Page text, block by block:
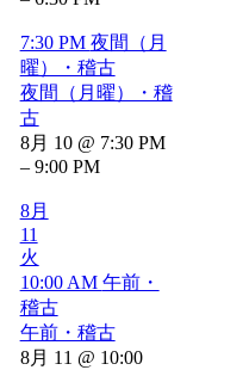
7:30 PM 夜間（月
曜）・稽古
夜間（月曜）・稽
古
8月 10 @ 7:30 PM
– 9:00 PM
8月
11
火
10:00 AM 午前・
稽古
午前・稽古
8月 11 @ 10:00